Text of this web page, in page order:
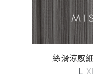
絲滑涼感
L